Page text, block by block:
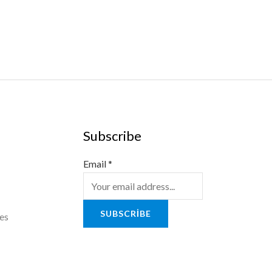
Subscribe
Email*
SUBSCRIBE